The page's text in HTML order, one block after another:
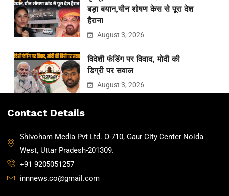
बड़ा बयान,यौन शोषण केस से पूरा देश
हैरान!
August 3, 2026
विदेशी फंडिंग पर विवाद, मोदी की
डिग्री पर सवाल
August 3, 2026
Contact Details
Shivoham Media Pvt Ltd. O-710, Gaur City Center Noida
West, Uttar Pradesh-201309.
+91 9205051257
innnews.co@gmail.com